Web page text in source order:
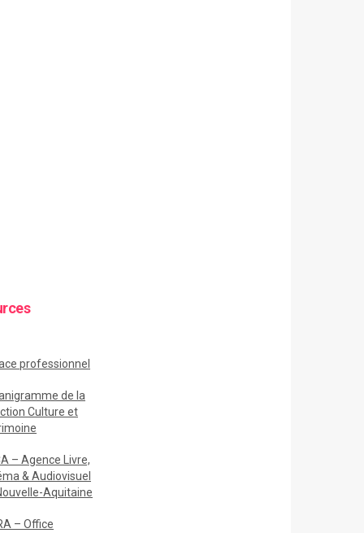
professionnel
de la
Culture et
– Agence Livre,
& Audiovisuel
Aquitaine
– Office